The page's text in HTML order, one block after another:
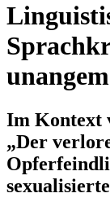
Im Kontext
„Der